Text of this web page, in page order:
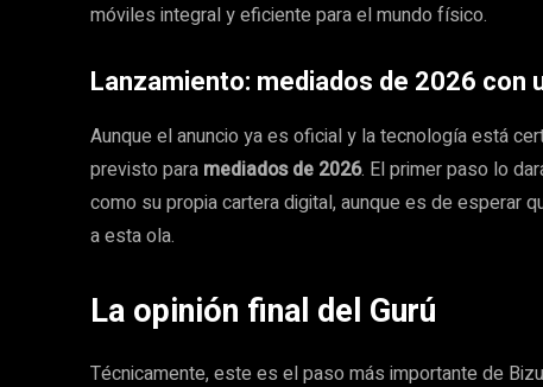
móviles integral y eficiente para el mundo físico.
Lanzamiento: mediados de 2026 con
Aunque el anuncio ya es oficial y la tecnología está
previsto para mediados de 2026. El primer paso lo
como su propia cartera digital, aunque es de esperar
a esta ola.
La opinión final del Gurú
Técnicamente, este es el paso más importante de